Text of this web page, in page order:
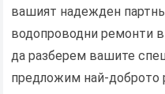
вашият надежден
водопроводни ремонти
да разберем вашите
предложим най-доброто